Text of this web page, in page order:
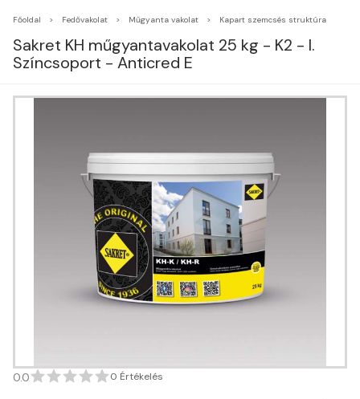
Főoldal Fedővakolat Műgyanta vakolat Kapart szemcsés struktúra
Sakret KH műgyantavakolat 25 kg - K2 - I.
Színcsoport - Anticred E
0.0 0 Értékelés